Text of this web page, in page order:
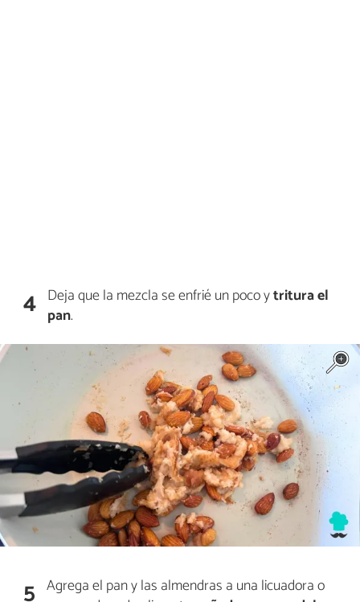
4 Deja que la mezcla se enfrié un poco ytritura el
pan.
5 Agrega el pan y las almendras a una licuadora o